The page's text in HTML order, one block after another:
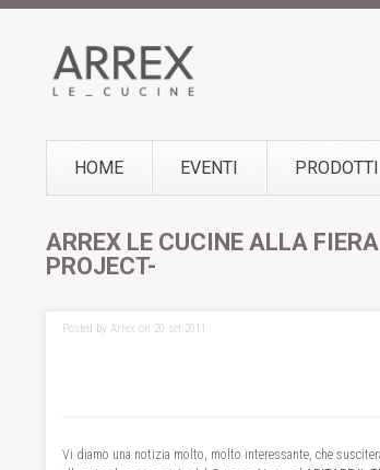
HOME EVENTI PRODOTTI
ARREX LE CUCINE ALLA
PROJECT-
Posted by Arrex on 20 set 2011
Vi diamo una notizia molto, molto interessante, che